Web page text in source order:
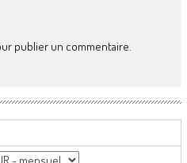
publier un commentaire.